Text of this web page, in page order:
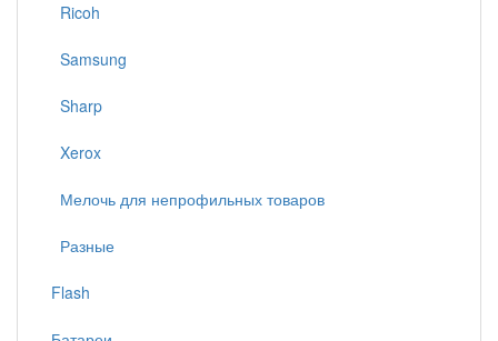
Ricoh
Samsung
Sharp
Xerox
Мелочь для непрофильных товаров
Разные
Flash